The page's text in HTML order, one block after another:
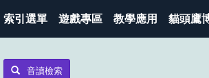
索引選單 遊戲專區 教學應用 貓頭鷹
音讀檢索